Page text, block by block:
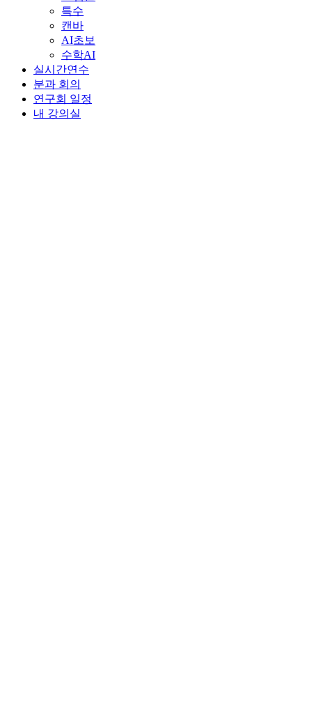
특수
캔바
AI초보
수학AI
실시간연수
분과 회의
연구회 일정
내 강의실